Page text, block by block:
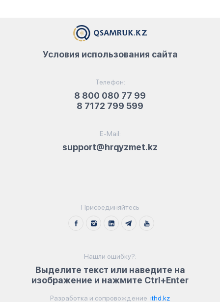
Телефон:
8 800 080 77 99
8 7172 799 599
E-Mail:
support@hrqyzmet.kz
Условия использования сайта
Присоединяйтесь
Нашли ошибку?:
Выделите текст или наведите на
изображение и нажмите Ctrl+Enter
Разработка и сопровождение ithd.kz